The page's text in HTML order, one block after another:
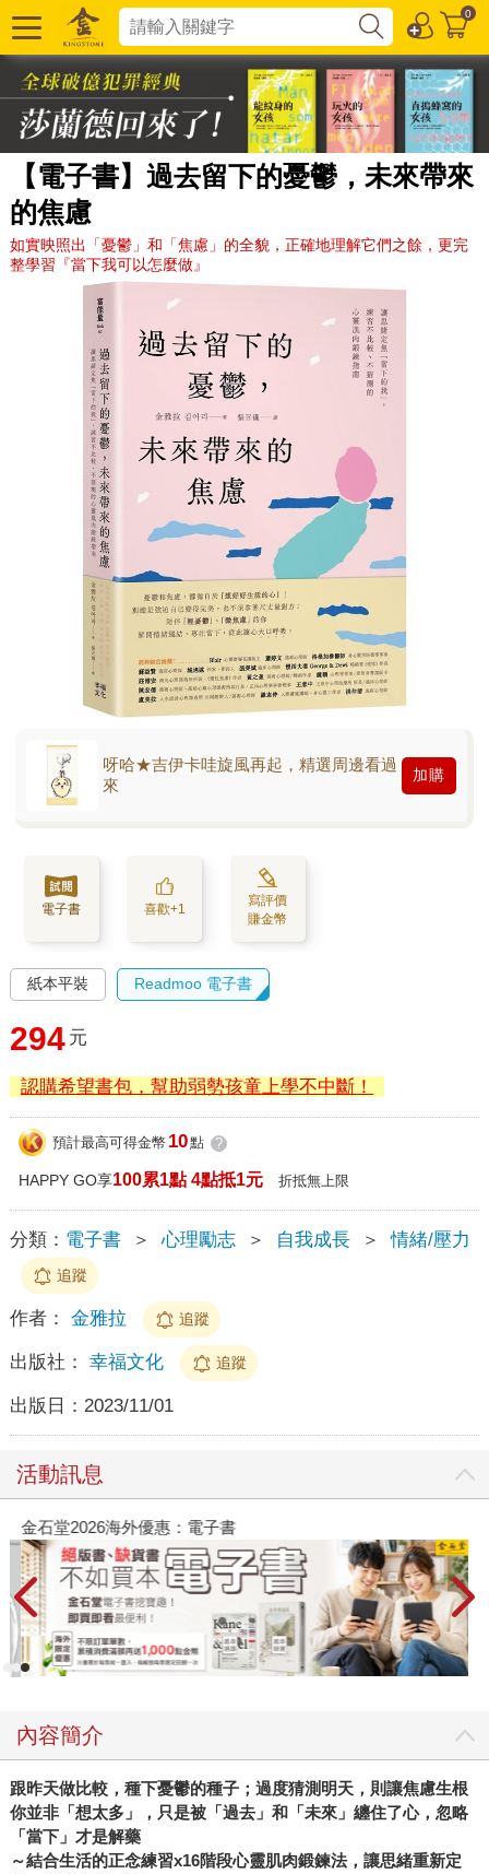
0
【電子書】過去留下的憂鬱，未來帶來
的焦慮
如實映照出「憂鬱」和「焦慮」的全貌，正確地理解它們之餘，更完
整學習『當下我可以怎麼做』
呀哈★吉伊卡哇旋風再起，精選周邊看過
來
加購
電子書 喜歡+1
寫評價
賺金幣
紙本平裝 Readmoo 電子書
294 元
認購希望書包，幫助弱勢孩童上學不中斷！
預計最高可得金幣 10點 ?
HAPPY GO享100累1點 4點抵1元 折抵無上限
分類： 電子書 ＞ 心理勵志 ＞ 自我成長 ＞ 情緒/壓力
追蹤
作者： 金雅拉 追蹤
出版社： 幸福文化 追蹤
出版日： 2023/11/01
活動訊息
金石堂2026海外優惠：電子書
內容簡介
跟昨天做比較，種下憂鬱的種子；過度猜測明天，則讓焦慮生根
你並非「想太多」，只是被「過去」和「未來」纏住了心，忽略
「當下」才是解藥
～結合生活的正念練習x16階段心靈肌肉鍛鍊法，讓思緒重新定